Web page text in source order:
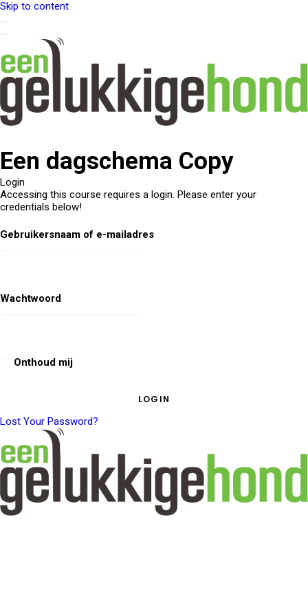
Skip to content
Een dagschema Copy
Login
Accessing this course requires a login. Please enter your
credentials below!
Gebruikersnaam of e-mailadres
Wachtwoord
Onthoud mij
Lost Your Password?